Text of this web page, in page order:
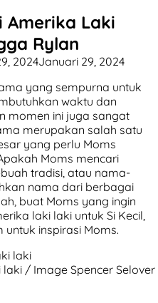
Amerika Laki
Rylan
2024Januari 29, 2024
yang sempurna untuk
waktu dan
momen ini juga sangat
merupakan salah satu
yang perlu Moms
Moms mencari
tradisi, atau nama-
nama dari berbagai
buat Moms yang ingin
laki laki untuk Si Kecil,
inspirasi Moms.
/ Image Spencer Selover